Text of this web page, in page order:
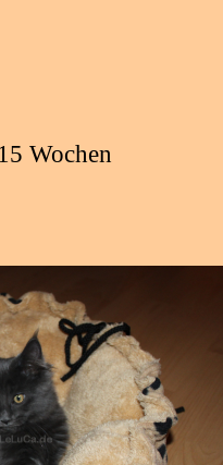
Wochen